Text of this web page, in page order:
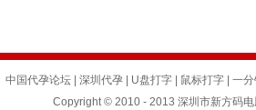
中国代孕论坛 深圳代孕 U盘打字 鼠标打字
一
Copyright © 2010 - 2013 深圳市新方码